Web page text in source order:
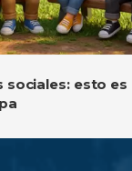
sociales: esto es